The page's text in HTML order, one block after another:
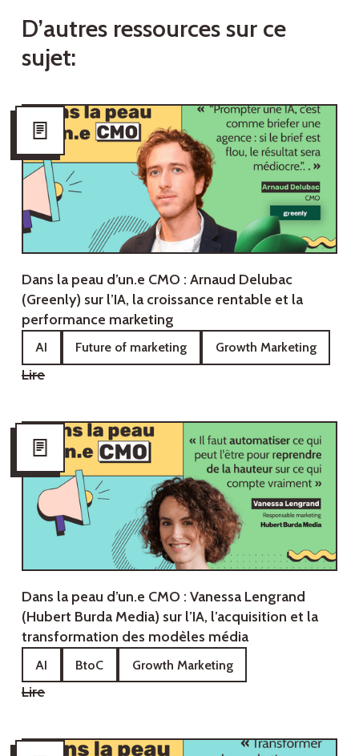
D’autres ressourcessur ce
sujet:
Dans la peau d’un.e CMO : Arnaud Delubac
(Greenly) sur l’IA, la croissance rentable et la
performance marketing
AI Future of marketing Growth Marketing
Lire
Dans la peau d’un.e CMO : Vanessa Lengrand
(Hubert Burda Media) sur l’IA, l’acquisition et la
transformation des modèles média
AI BtoC Growth Marketing
Lire